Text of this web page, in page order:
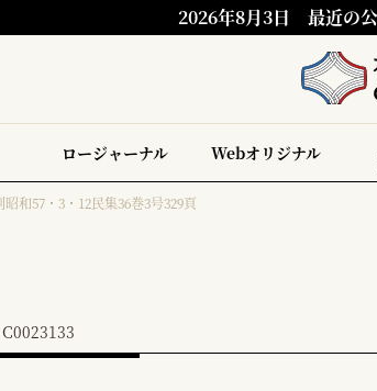
2026年8月3日 最近の
ロージャーナル Webオリジナル
昭和57・3・12民集36巻3号329頁